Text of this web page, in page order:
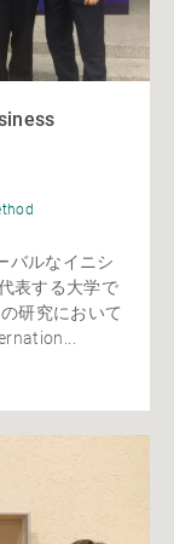
バルなイニシ
表する大学で
研究において